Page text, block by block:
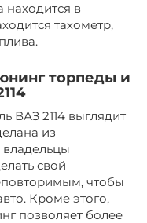
находится в
тахометр,
торпеды и
ВАЗ 2114 выглядит
из
владельцы
свой
чтобы
Кроме этого,
позволяет более